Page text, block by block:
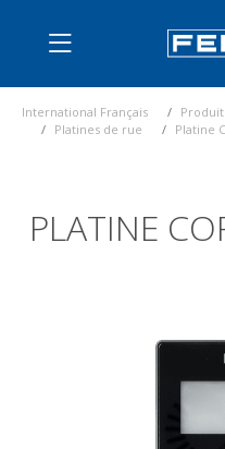
International Français
Platines de rue
Platine
PLATINE